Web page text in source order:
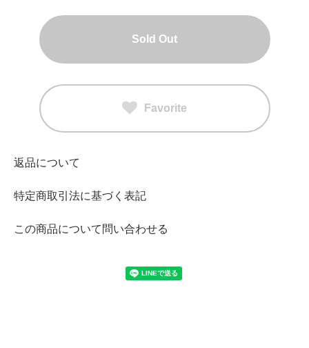
Sold Out
Favorite
返品について
特定商取引法に基づく表記
この商品について問い合わせる